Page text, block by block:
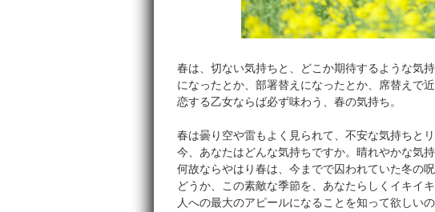
春は、切ない気持ちと、どこか期待するような気
になったとか、部署替えになったとか、席替えで
恋する乙女ならば必ず味わう、春の気持ち。
春は曇り空や雷もよく見られて、不安な気持ちとリ
今、あなたはどんな気持ちですか。晴れやかな気
何故ならやはり春は、今までで囚われていた冬の
どうか、この素敵な季節を、あなたらしくイキイ
人への最大のアピールになることを知って欲しいの